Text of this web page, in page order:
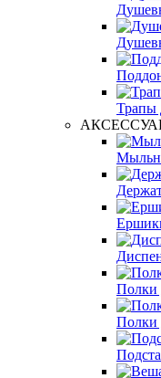
Трапы
Полки
Полки